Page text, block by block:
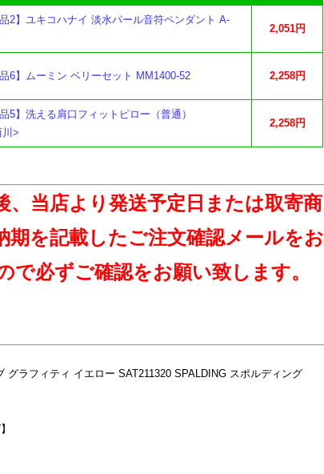
品2】ユキコハナイ 淡水パール音符ペンダント A-
2,051円
6】ムーミン ベリーセット MM1400-52 2,258円
品5】洗える肩口フィットピロー（普通）
>
2,258円
当店より発送予定日または取寄商
期を記載したご注文確認メールをお
で必ずご確認をお願い致します。
グラフィティ イエロー SAT211320 SPALDING スポルディング